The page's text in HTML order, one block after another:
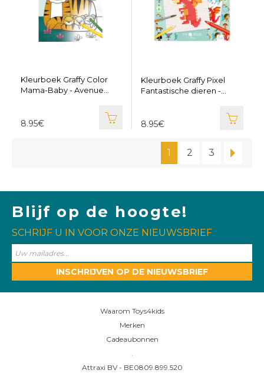
Kleurboek Graffy Color
Mama-Baby - Avenue
8.95€
Kleurboek Graffy Pixel
Fantastische dieren -
8.95€
1 2 3
Blijf op de hoogte!
SCHRIJF U IN VOOR ONZE NIEUWSBRIEF
INSCHRIJVEN OP DE NIEUWSBRIEF
Waarom Toys4kids
Merken
Cadeaubonnen
.
Attraxi BV - BE0809.899.520